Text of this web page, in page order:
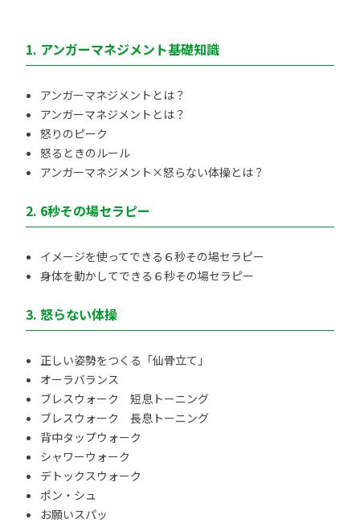
1. アンガーマネジメント基礎知識
アンガーマネジメントとは？
アンガーマネジメントとは？
怒りのピーク
怒るときのルール
アンガーマネジメント×怒らない体操とは？
2. 6秒その場セラピー
イメージを使ってできる６秒その場セラピー
身体を動かしてできる６秒その場セラピー
3. 怒らない体操
正しい姿勢をつくる「仙骨立て」
オーラバランス
ブレスウォーク 短息トーニング
ブレスウォーク 長息トーニング
背中タップウォーク
シャワーウォーク
デトックスウォーク
ポン・シュ
お願いスパッ